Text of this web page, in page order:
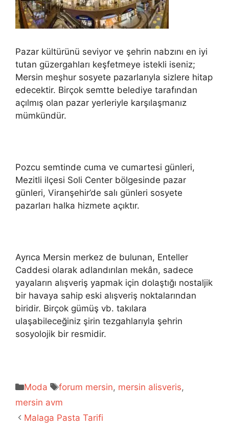
Pazar kültürünü seviyor ve şehrin nabzını en iyi
tutan güzergahları keşfetmeye istekli iseniz;
Mersin meşhur sosyete pazarlarıyla sizlere hitap
edecektir. Birçok semtte belediye tarafından
açılmış olan pazar yerleriyle karşılaşmanız
mümkündür.
Pozcu semtinde cuma ve cumartesi günleri,
Mezitli ilçesi Soli Center bölgesinde pazar
günleri, Viranşehir’de salı günleri sosyete
pazarları halka hizmete açıktır.
Ayrıca Mersin merkez de bulunan, Enteller
Caddesi olarak adlandırılan mekân, sadece
yayaların alışveriş yapmak için dolaştığı nostaljik
bir havaya sahip eski alışveriş noktalarından
biridir. Birçok gümüş vb. takılara
ulaşabileceğiniz şirin tezgahlarıyla şehrin
sosyolojik bir resmidir.
Kategoriler
Moda Etiketler
forum mersin, mersin alisveris,
mersin avm
Malaga Pasta Tarifi